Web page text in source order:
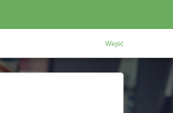
Wejść